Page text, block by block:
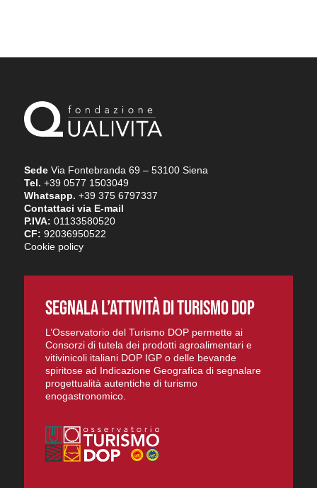
SedeVia Fontebranda 69 – 53100 Siena
Tel. +39 0577 1503049
Whatsapp. +39 375 6797337
Contattaci via E-mail
P.IVA: 01133580520
CF: 92036950522
Cookie policy
SEGNALA L’ATTIVITÀ DI TURISMO DOP
L’Osservatorio del Turismo DOP permette ai
Consorzi di tutela dei prodotti agroalimentari e
vitivinicoli italiani DOP IGP o delle bevande
spiritose ad Indicazione Geografica di segnalare
progettualità autentiche di turismo
enogastronomico.